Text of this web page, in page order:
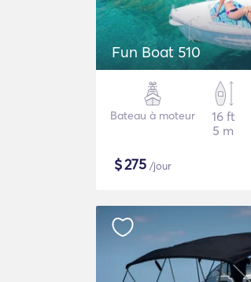
Fun Boat 510
Bateau à moteur
16 ft
5 m
$275 /jour